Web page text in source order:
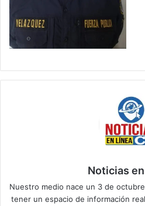
Noticias
Nuestro medio nace un 3 de
tener un espacio de información